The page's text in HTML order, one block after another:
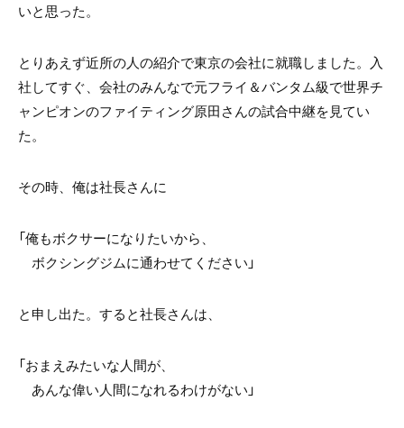
いと思った。
とりあえず近所の人の紹介で東京の会社に就職しました。 入
社してすぐ、会社のみんなで元フライ＆バンタム級で世界チ
ャンピオンのファイティング原田さんの試合中継を見てい
た。
その時、俺は社長さんに
「俺もボクサーになりたいから、
ボクシングジムに通わせてください」
と申し出た。すると社長さんは、
「おまえみたいな人間が、
あんな偉い人間になれるわけがない」